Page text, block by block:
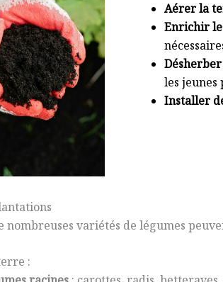
Aérer la
Enrichir
Désherber
les jeunes
Installer
nombreuses variétés de légumes
: